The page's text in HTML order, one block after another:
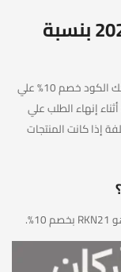
كود خصم أركان للساعات 2026 بنسبة
كود خصم أركان للساعات 2026 هو (RKN21) ويمنحك الكود خصم 10% علي
إنهاء الطلب علي
إذا كانت المنتجات